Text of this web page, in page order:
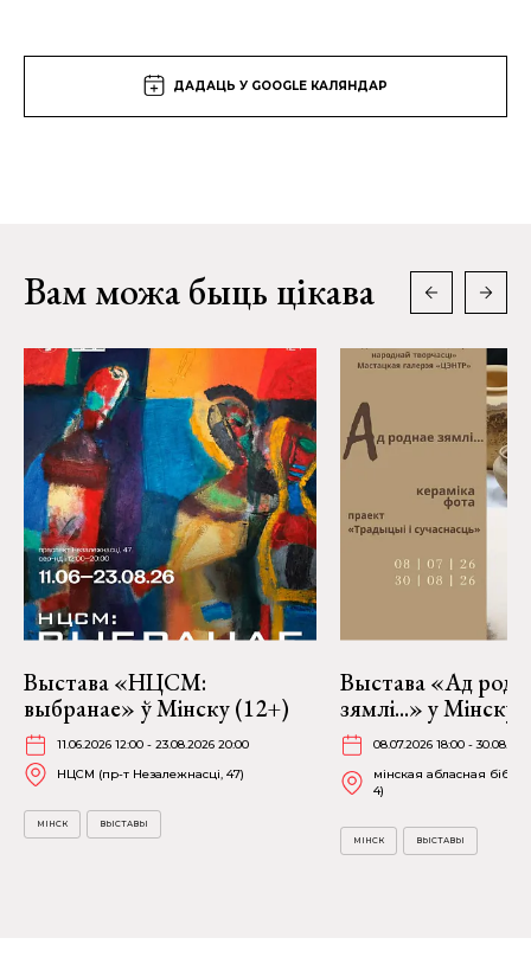
ДАДАЦЬ У GOOGLE КАЛЯНДАР
Вам можа быць цікава
Выстава «НЦСМ:
выбранае» ў Мінску (12+)
11.06.2026 12:00 - 23.08.2026 20:00
НЦСМ (пр-т Незалежнасці, 47)
МІНСК ВЫСТАВЫ
Выстава «Ад
зямлі...» у Мінску
08.07.2026 18:00 -
мінская абласная
4)
МІНСК ВЫСТАВЫ